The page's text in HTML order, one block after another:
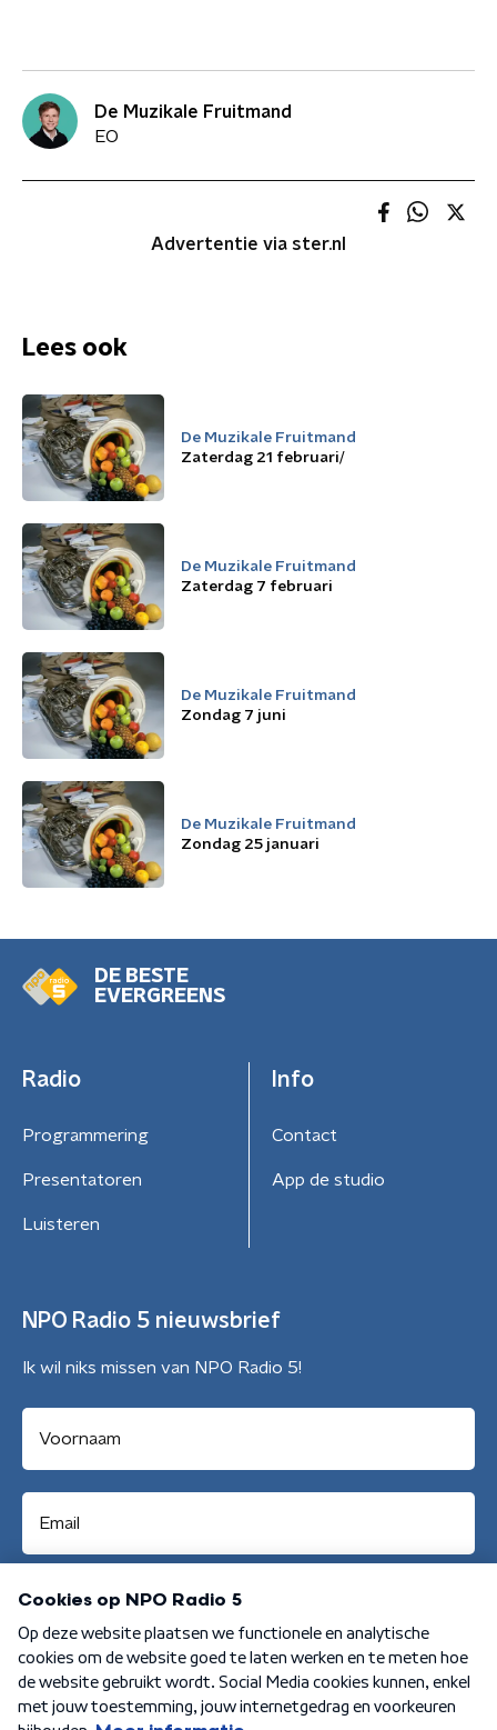
De Muzikale Fruitmand
EO
Advertentie via ster.nl
Lees ook
De Muzikale Fruitmand
Zaterdag 21 februari/
De Muzikale Fruitmand
Zaterdag 7 februari
De Muzikale Fruitmand
Zondag 7 juni
De Muzikale Fruitmand
Zondag 25 januari
DE BESTE
EVERGREENS
Radio
Programmering
Presentatoren
Luisteren
Info
Contact
App de studio
NPO Radio 5 nieuwsbrief
Ik wil niks missen van NPO Radio 5!
Aanmelden
Algemene voorwaarden